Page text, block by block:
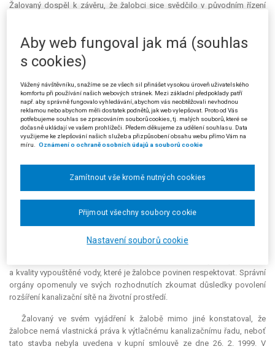
Žalovaný dospěl k závěru, že žalobci sice svědčilo v původním řízení
řízení o umístění a povolení stavby jako s účastníkem řízení nejednal,
nemohla mít podstatný vliv na rozhodnutí, neboť napojení stavby
dešťové kanalizace bylo umístěno a povoleno tak, aby nijak
práva k nemovitostem ve vlastnictví žalobce. Důvod pro obnovu řízení
uvedený v § 62 odst. 1 písm. c) správního řádu (č. 71/1967 Sb.) proto
žalovaný neshledal.
Podanou žalobou se žalobce domáhal zrušení uvedeného
rozhodnutí žalovaného spolu s rozhodnutím správního orgánu I. stupně
vlastnictví sousedního pozemku a z titulu vlastnictví výtlačného
společného jmění manželů na základě kupní smlouvy ze dne 26. 2. 1999.
Pokud s ním jako s účastníkem řízení nebylo jednáno, došlo k porušení
být žalobce i z titulu „jiného práva k stavbám“, kterým je podle jeho
a kvality vypouštěné vody, které je žalobce povinen respektovat. Správní
orgány opomenuly ve svých rozhodnutích zkoumat důsledky povolení
rozšíření kanalizační sítě na životní prostředí.
Žalovaný ve svém vyjádření k žalobě mimo jiné konstatoval, že
žalobce nemá vlastnická práva k výtlačnému kanalizačnímu řadu, neboť
tato stavba nebyla uvedena v kupní smlouvě ze dne 26. 2. 1999. V
Aby web fungoval jak má (souhlas
s cookies)
Vážený návštěvníku, snažíme se ze všech sil přinášet vysokou úroveň uživatelského
komfortu při používání našich webových stránek. Mezi základní předpoklady patří
např. aby správně fungovalo vyhledávání, abychom vás neobtěžovali nevhodnou
reklamou nebo abychom měli dostatek podnětů, jak web vylepšovat. Proto od Vás
potřebujeme souhlas se zpracováním souborů cookies, tj. malých souborů, které se
dočasně ukládají ve vašem prohlížeči. Předem děkujeme za udělení souhlasu. Data
využijeme ke zlepšování našich služeb a přizpůsobení obsahu webu přímo Vám na
míru.
Oznámení o ochraně osobních údajů a souborů cookie
Nastavení souborů cookie
Zamítnout vše kromě nutných cookies
Přijmout všechny soubory cookie